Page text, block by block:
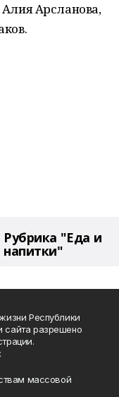
Арсланова,
Рубрика "Еда и
напитки"
Республики
сайта разрешено
массовой